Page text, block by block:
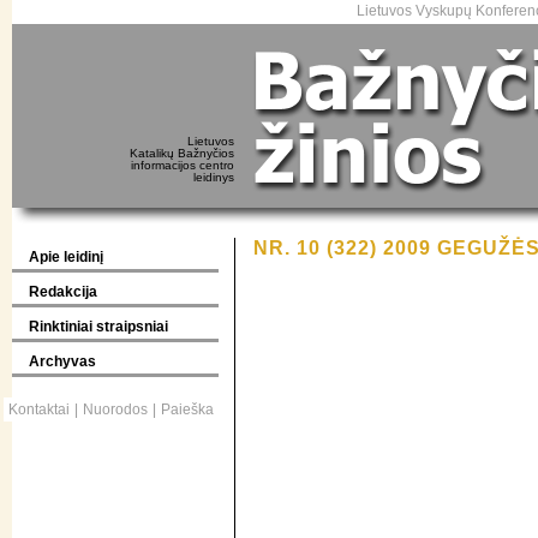
Lietuvos Vyskupų
Lietuvos
Katalikų Bažnyčios
informacijos centro
leidinys
Apie leidinį
Redakcija
Rinktiniai straipsniai
Archyvas
Kontaktai Nuorodos Paieška
NR. 10 (322) 2009